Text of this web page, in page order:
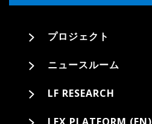
プロジェクト
ニュースルーム
LF RESEARCH